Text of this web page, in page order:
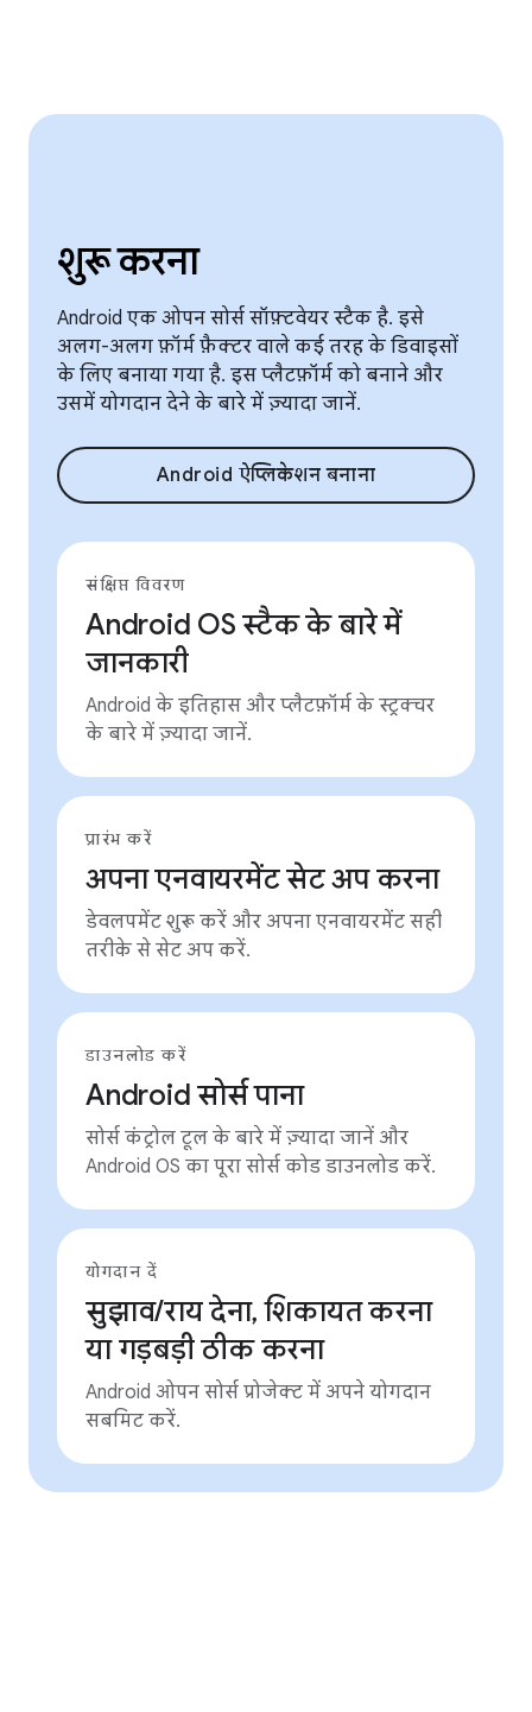
शुरू करना
Android एक ओपन सोर्स सॉफ़्टवेयर स्टैक है. इसे
अलग-अलग फ़ॉर्म फ़ैक्टर वाले कई तरह के डिवाइसों
के लिए बनाया गया है. इस प्लैटफ़ॉर्म को बनाने और
उसमें योगदान देने के बारे में ज़्यादा जानें.
Android ऐप्लिकेशन बनाना
संक्षिप्त विवरण
Android OS स्टैक के बारे में
जानकारी
Android के इतिहास और प्लैटफ़ॉर्म के स्ट्रक्चर
के बारे में ज़्यादा जानें.
प्रारंभ करें
अपना एनवायरमेंट सेट अप करना
डेवलपमेंट शुरू करें और अपना एनवायरमेंट सही
तरीके से सेट अप करें.
डाउनलोड करें
Android सोर्स पाना
सोर्स कंट्रोल टूल के बारे में ज़्यादा जानें और
Android OS का पूरा सोर्स कोड डाउनलोड करें.
योगदान दें
सुझाव/राय देना, शिकायत करना
या गड़बड़ी ठीक करना
Android ओपन सोर्स प्रोजेक्ट में अपने योगदान
सबमिट करें.